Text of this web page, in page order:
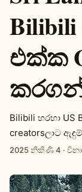
Bilibili
එක්ක
Bilibili හරහා
creatorsලාට
2025 නිකිණි 4 ·